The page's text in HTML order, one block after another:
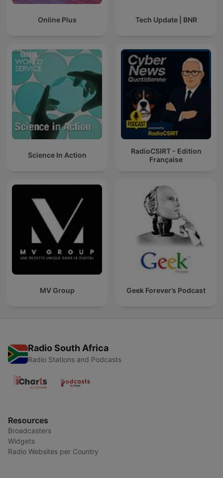
Online Plus Tech Update | BNR
Science In Action
RadioCSIRT - Edition
Française
MV Group Geek Forever’s Podcast
Radio South Africa
Radio Stations and Podcasts
Resources
Broadcasters
Widgets
Radio Websites per Country